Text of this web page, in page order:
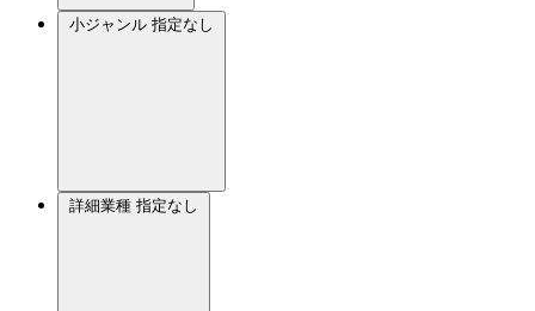
小ジャンル 指定なし
詳細業種 指定なし